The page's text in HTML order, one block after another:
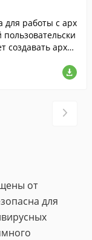
для работы с арх
создавать архи
от
для